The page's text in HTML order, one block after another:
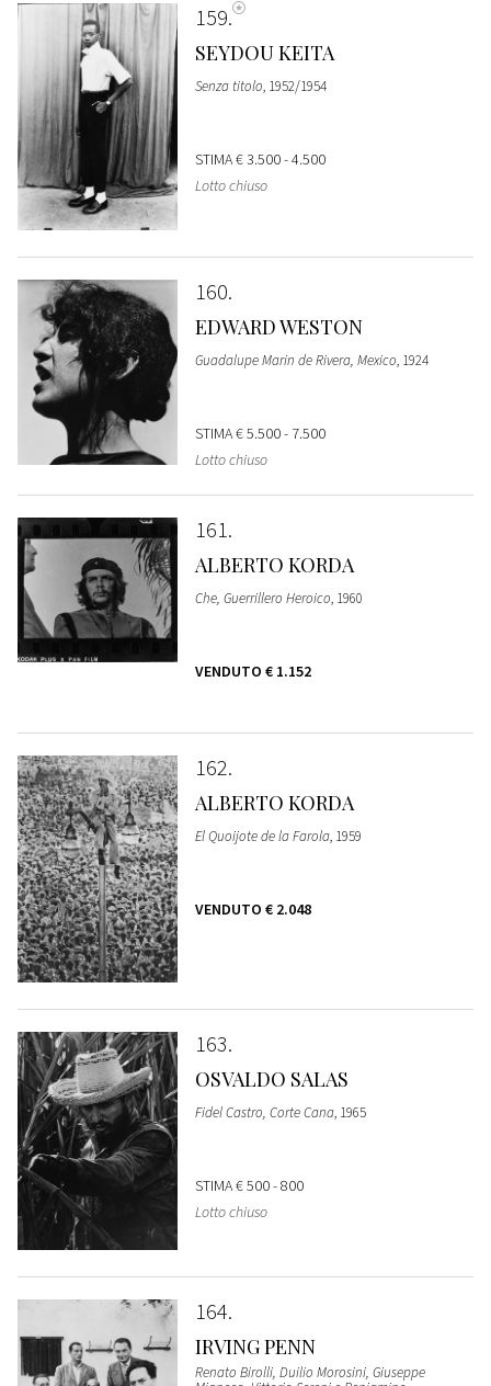
159
SEYDOU KEITA
Senza titolo, 1952/1954
STIMA€ 3.500 - 4.500
Lotto chiuso
160
EDWARD WESTON
Guadalupe Marin de Rivera, Mexico, 1924
STIMA€ 5.500 - 7.500
Lotto chiuso
161
ALBERTO KORDA
Che, Guerrillero Heroico, 1960
VENDUTO € 1.152
162
ALBERTO KORDA
El Quoijote de la Farola, 1959
VENDUTO € 2.048
163
OSVALDO SALAS
Fidel Castro, Corte Cana, 1965
STIMA€ 500 - 800
Lotto chiuso
164
IRVING PENN
Renato Birolli, Duilio Morosini, Giuseppe